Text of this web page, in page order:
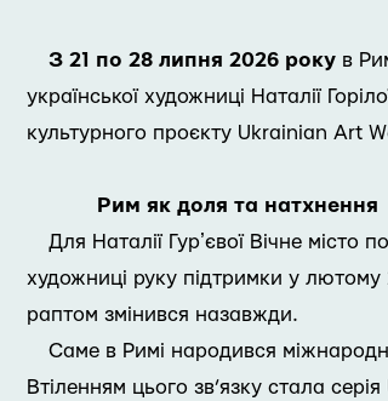
З 21 по 28 липня 2026 року в
української художниці Наталії
культурного проєкту Ukrainian Art
Рим як доля та натхнення
Для Наталії Гурʼєвої Вічне
художниці руку підтримки у лютому
раптом змінився назавжди.
Саме в Римі народився
Втіленням цього зв’язку стала